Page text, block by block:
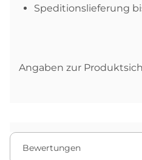
Speditionslieferung
Angaben zur
Bewertungen